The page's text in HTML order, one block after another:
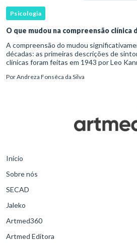
Psicologia
O que mudou na compreensão clínica
A compreensão do mudou significativamente ao longo das últimas
décadas: as primeiras descrições de
clínicas foram feitas em 1943 por Leo
PorAndreza Fonsêca da Silva
Início
Sobre nós
SECAD
Jaleko
Artmed360
Artmed Editora